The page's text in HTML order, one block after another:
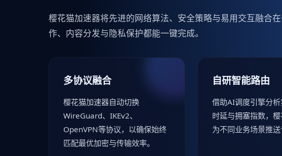
樱花猫加速器将先进的网络算法、安全策略与易用交互融合
作、内容分发与隐私保护都能一键完成。
多协议融合
樱花猫加速器自动切换
WireGuard、IKEv2、
OpenVPN等协议，以确保始终
匹配最优加密与传输效率。
自研智能路由
借助AI调度引擎分析
时延与拥塞指数，
为不同业务场景推送